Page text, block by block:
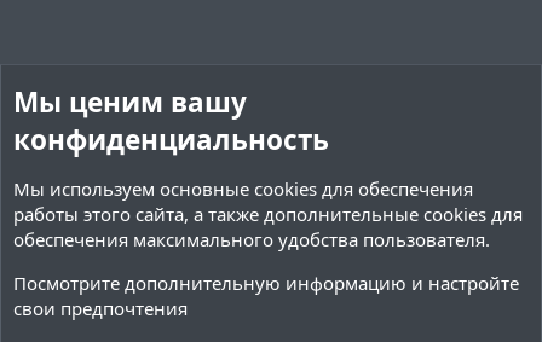
Мы ценим вашу
конфиденциальность
Мы используем основные cookies для обеспечения
работы этого сайта, а также дополнительные cookies для
обеспечения максимального удобства пользователя.
Посмотрите дополнительную информацию и настройте
свои предпочтения